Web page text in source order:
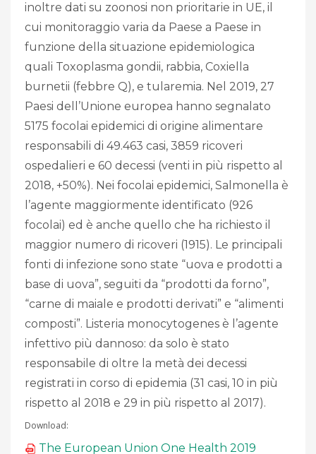
inoltre dati su zoonosi non prioritarie in UE, il
cui monitoraggio varia da Paese a Paese in
funzione della situazione epidemiologica
quali Toxoplasma gondii, rabbia, Coxiella
burnetii (febbre Q), e tularemia. Nel 2019, 27
Paesi dell’Unione europea hanno segnalato
5175 focolai epidemici di origine alimentare
responsabili di 49.463 casi, 3859 ricoveri
ospedalieri e 60 decessi (venti in più rispetto al
2018, +50%). Nei focolai epidemici, Salmonella è
l’agente maggiormente identificato (926
focolai) ed è anche quello che ha richiesto il
maggior numero di ricoveri (1915). Le principali
fonti di infezione sono state “uova e prodotti a
base di uova”, seguiti da “prodotti da forno”,
“carne di maiale e prodotti derivati” e “alimenti
composti”. Listeria monocytogenes è l’agente
infettivo più dannoso: da solo è stato
responsabile di oltre la metà dei decessi
registrati in corso di epidemia (31 casi, 10 in più
rispetto al 2018 e 29 in più rispetto al 2017).
Download:
The European Union One Health 2019